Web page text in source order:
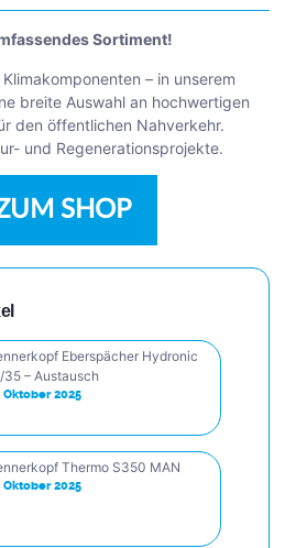
Sortiment!
– in unserem
breite Auswahl an hochwertigen
den öffentlichen Nahverkehr.
und Regenerationsprojekte.
SHOP
Eberspächer Hydronic
35 – Austausch
Oktober 2025
Thermo S350 MAN
Oktober 2025